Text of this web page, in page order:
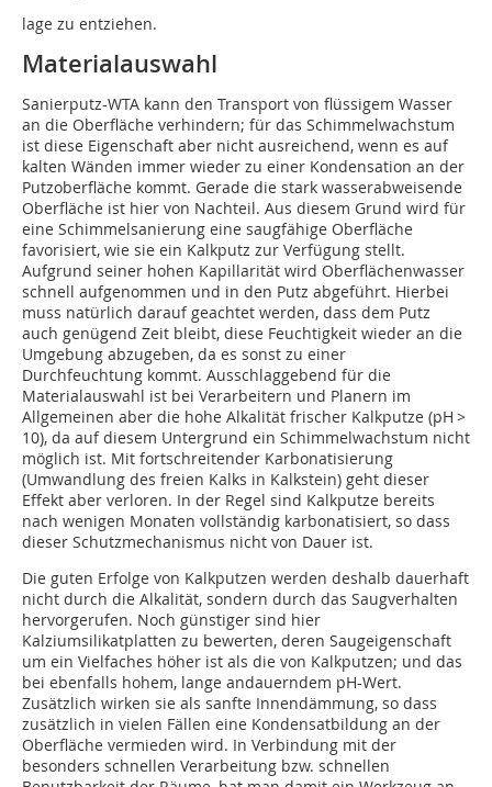
lage zu entziehen.
Materialauswahl
Sanierputz-WTA kann den Transport von flüssigem Wasser
an die Oberfläche verhindern; für das Schimmelwachstum
ist diese Eigenschaft aber nicht ausreichend, wenn es auf
kalten Wänden immer wieder zu einer Kondensation an der
Putzoberfläche kommt. Gerade die stark wasserabweisende
Oberfläche ist hier von Nachteil. Aus diesem Grund wird für
eine Schimmelsanierung eine saugfähige Oberfläche
favorisiert, wie sie ein Kalkputz zur Verfügung stellt.
Aufgrund seiner hohen Kapillarität wird Oberflächenwasser
schnell aufgenommen und in den Putz abgeführt. Hierbei
muss natürlich darauf geachtet werden, dass dem Putz
auch genügend Zeit bleibt, diese Feuchtigkeit wieder an die
Umgebung abzugeben, da es sonst zu einer
Durchfeuchtung kommt. Ausschlaggebend für die
Materialauswahl ist bei Verarbeitern und Planern im
Allgemeinen aber die hohe Alkalität frischer Kalkputze (pH >
10), da auf diesem Untergrund ein Schimmelwachstum nicht
möglich ist. Mit fortschreitender Karbonatisierung
(Umwandlung des freien Kalks in Kalkstein) geht dieser
Effekt aber verloren. In der Regel sind Kalkputze bereits
nach wenigen Monaten vollständig karbonatisiert, so dass
dieser Schutzmechanismus nicht von Dauer ist.
Die guten Erfolge von Kalkputzen werden deshalb dauerhaft
nicht durch die Alkalität, sondern durch das Saugverhalten
hervorgerufen. Noch günstiger sind hier
Kalziumsilikatplatten zu bewerten, deren Saugeigenschaft
um ein Vielfaches höher ist als die von Kalkputzen; und das
bei ebenfalls hohem, lange andauerndem pH-Wert.
Zusätzlich wirken sie als sanfte Innendämmung, so dass
zusätzlich in vielen Fällen eine Kondensatbildung an der
Oberfläche vermieden wird. In Verbindung mit der
besonders schnellen Verarbeitung bzw. schnellen